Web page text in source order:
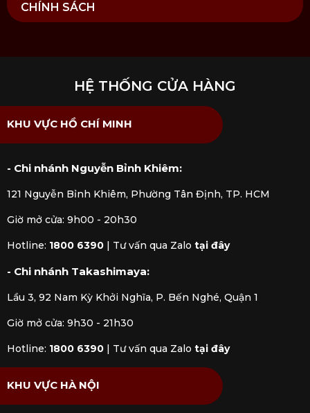
CHÍNH SÁCH
HỆ THỐNG CỬA HÀNG
KHU VỰC HỒ CHÍ MINH
- Chi nhánh Nguyễn Bỉnh Khiêm:
121 Nguyễn Bỉnh Khiêm, Phường Tân Định, TP. HCM
Giờ mở cửa: 9h00 - 20h30
Hotline: 1800 6390 | Tư vấn qua Zalo tại đây
- Chi nhánh Takashimaya:
Lầu 3, 92 Nam Kỳ Khởi Nghĩa, P. Bến Nghé, Quận 1
Giờ mở cửa: 9h30 - 21h30
Hotline: 1800 6390 | Tư vấn qua Zalo tại đây
KHU VỰC HÀ NỘI